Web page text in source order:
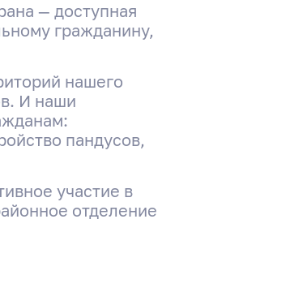
— доступная
гражданину,
нашего
И наши
пандусов,
участие в
отделение